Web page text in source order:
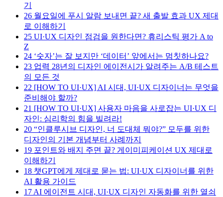
기
26 월요일에 푸시 알람 보내면 끝? 새 출발 효과 UX 제대
로 이해하기
25 UI·UX 디자인 점검을 원한다면? 휴리스틱 평가 A to
Z
24 ‘숫자’는 잘 보지만 ‘데이터’ 앞에서는 멈칫하나요?
23 업력 28년의 디자인 에이전시가 알려주는 A/B 테스트
의 모든 것
22 [HOW TO UI·UX] AI 시대, UI·UX 디자이너는 무엇을
준비해야 할까?
21 [HOW TO UI·UX] 사용자 마음을 사로잡는 UI·UX 디
자인: 심리학의 힘을 빌려라!
20 “인클루시브 디자인, 너 도대체 뭐야?” 모두를 위한
디자인의 기본 개념부터 사례까지
19 포인트와 배지 주면 끝? 게이미피케이션 UX 제대로
이해하기
18 챗GPT에게 제대로 묻는 법: UI·UX 디자이너를 위한
AI 활용 가이드
17 AI 에이전트 시대, UI·UX 디자인 자동화를 위한 열쇠